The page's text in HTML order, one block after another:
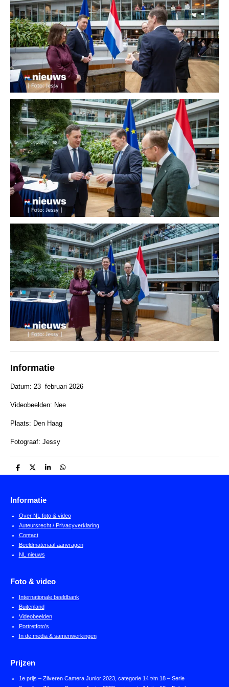
Informatie
Datum: 23 februari 2026
Videobeelden: Nee
Plaats: Den Haag
Fotograaf: Jessy
D
e
n
D
e
S
h
D
e
Informatie
Over NL foto & video
Auteursrecht / Privacyverklaring
Contact
Beeldmateriaal aanvragen
NL nieuws
Foto & video
Internationale beeldbank
Buitenland
Videobeelden
Portretfoto's
In de media & samenwerkingen
Prijzen
1e prijs – Zilveren Camera Junior 2023, categorie 14 t/m 18 – Serie